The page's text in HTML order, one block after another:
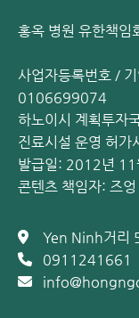
홍옥 병원 유한책임
사업자등록번호 /
0106699074
하노이시 계획투자
진료시설 운영 허
발급일: 2012년 11
콘텐츠 책임자: 즈
Yen Ninh거리
0911241661